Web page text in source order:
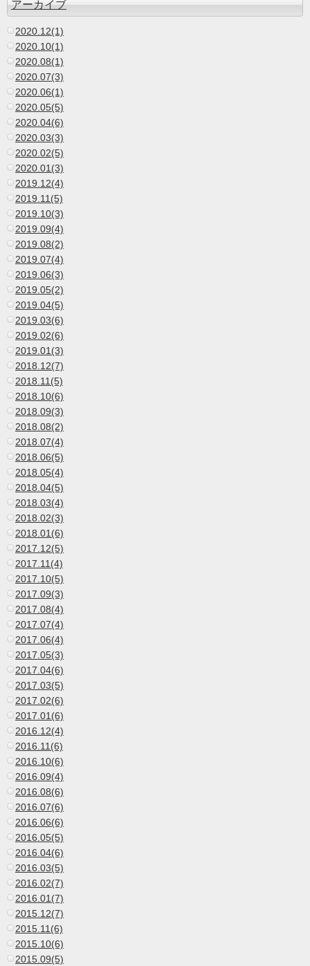
アーカイブ
2020.12(1)
2020.10(1)
2020.08(1)
2020.07(3)
2020.06(1)
2020.05(5)
2020.04(6)
2020.03(3)
2020.02(5)
2020.01(3)
2019.12(4)
2019.11(5)
2019.10(3)
2019.09(4)
2019.08(2)
2019.07(4)
2019.06(3)
2019.05(2)
2019.04(5)
2019.03(6)
2019.02(6)
2019.01(3)
2018.12(7)
2018.11(5)
2018.10(6)
2018.09(3)
2018.08(2)
2018.07(4)
2018.06(5)
2018.05(4)
2018.04(5)
2018.03(4)
2018.02(3)
2018.01(6)
2017.12(5)
2017.11(4)
2017.10(5)
2017.09(3)
2017.08(4)
2017.07(4)
2017.06(4)
2017.05(3)
2017.04(6)
2017.03(5)
2017.02(6)
2017.01(6)
2016.12(4)
2016.11(6)
2016.10(6)
2016.09(4)
2016.08(6)
2016.07(6)
2016.06(6)
2016.05(5)
2016.04(6)
2016.03(5)
2016.02(7)
2016.01(7)
2015.12(7)
2015.11(6)
2015.10(6)
2015.09(5)